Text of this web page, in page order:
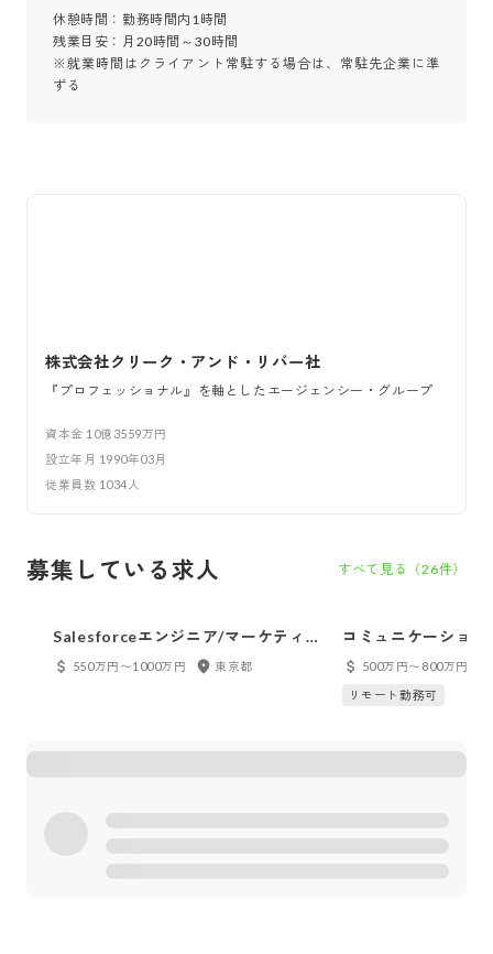
休憩時間：勤務時間内1時間
残業目安：月20時間～30時間
※就業時間はクライアント常駐する場合は、常駐先企業に準
ずる
株式会社クリーク・アンド・リバー社
『プロフェッショナル』を軸としたエージェンシー・グループ
資本金 10億3559万円
設立年月 1990年03月
従業員数 1034 人
募集している求人 すべて見る（26件）
Salesforceエンジニア/マーケティン
グ領域/BXG
550万円〜1000万円 東京都
コミュニケーショ
500万円〜800万円
リモート勤務可